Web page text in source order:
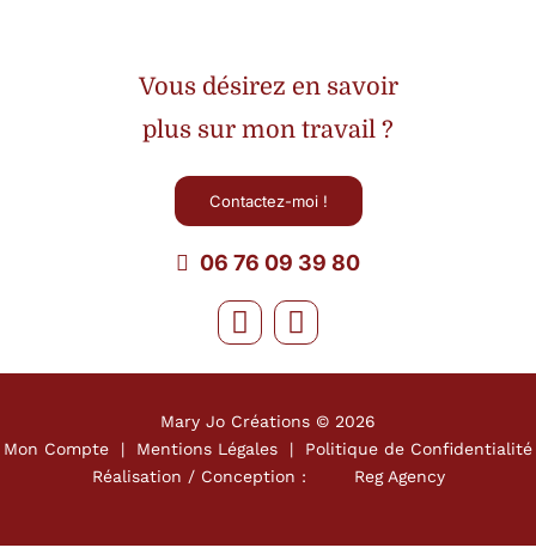
Vous désirez en savoir
plus sur mon travail ?
Contactez-moi !
06 76 09 39 80
Mary Jo Créations © 2026
Mon Compte | Mentions Légales | Politique de Confidentialité
Réalisation / Conception :
Reg Agency